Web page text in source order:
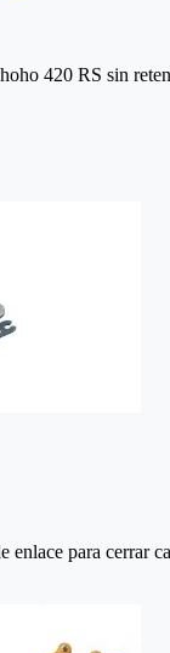
420 RS sin
enlace para cerrar